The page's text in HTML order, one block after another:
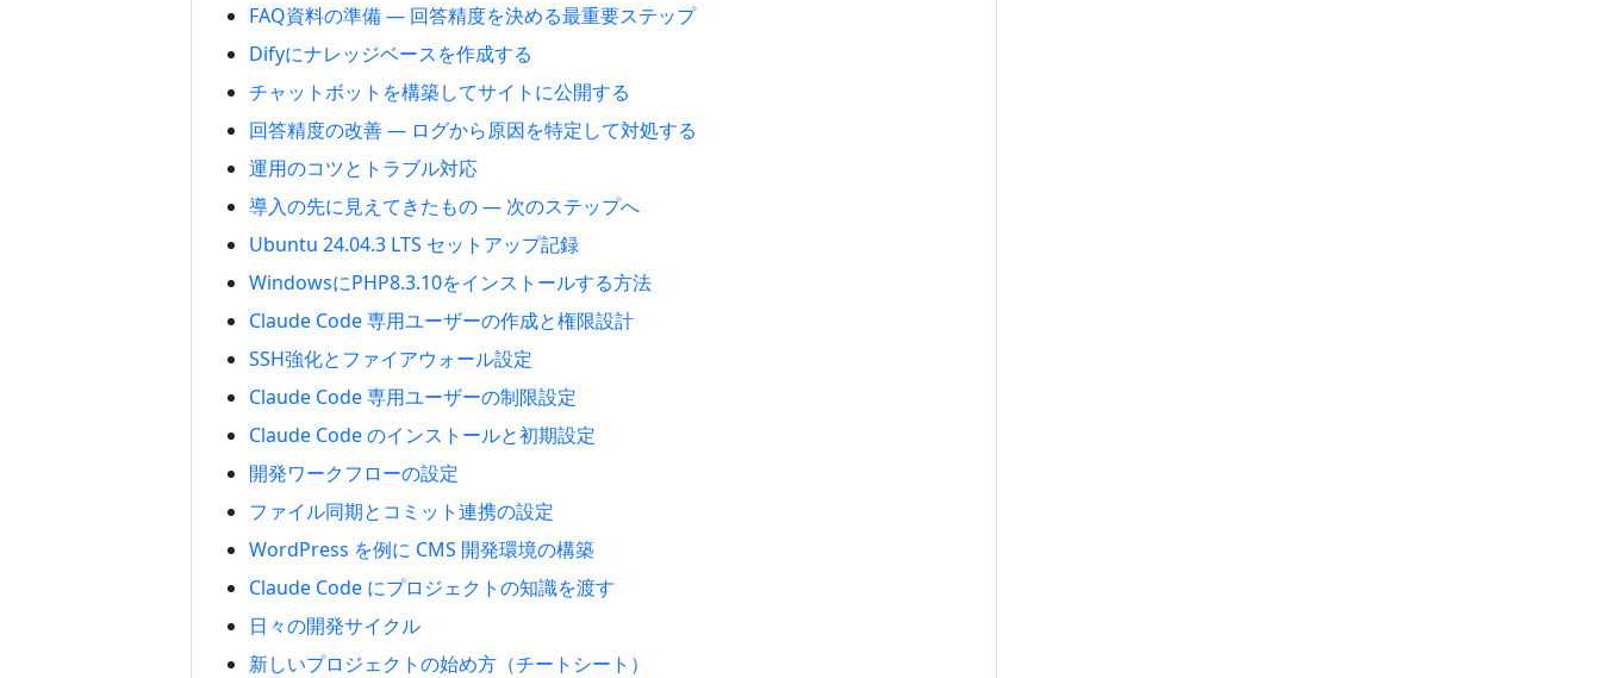
FAQ資料の準備 — 回答精度を決める最重要ステップ
Difyにナレッジベースを作成する
チャットボットを構築してサイトに公開する
回答精度の改善 — ログから原因を特定して対処する
運用のコツとトラブル対応
導入の先に見えてきたもの — 次のステップへ
Ubuntu 24.04.3 LTS セットアップ記録
WindowsにPHP8.3.10をインストールする方法
Claude Code 専用ユーザーの作成と権限設計
SSH強化とファイアウォール設定
Claude Code 専用ユーザーの制限設定
Claude Code のインストールと初期設定
開発ワークフローの設定
ファイル同期とコミット連携の設定
WordPress を例に CMS 開発環境の構築
Claude Code にプロジェクトの知識を渡す
日々の開発サイクル
新しいプロジェクトの始め方（チートシート）